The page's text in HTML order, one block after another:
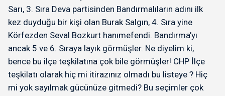
Sarı, 3. Sıra Deva partisinden Bandırmalıların adını ilk
kez duyduğu bir kişi olan Burak Salgın, 4. Sıra yine
Körfezden Seval Bozkurt hanımefendi. Bandırma’yı
ancak 5 ve 6. Sıraya layık görmüşler. Ne diyelim ki,
bence bu ilçe teşkilatına çok bile görmüşler! CHP İlçe
teşkilatı olarak hiç mi itirazınız olmadı bu listeye ? Hiç
mi yok sayılmak gücünüze gitmedi? Bu seçimler çok